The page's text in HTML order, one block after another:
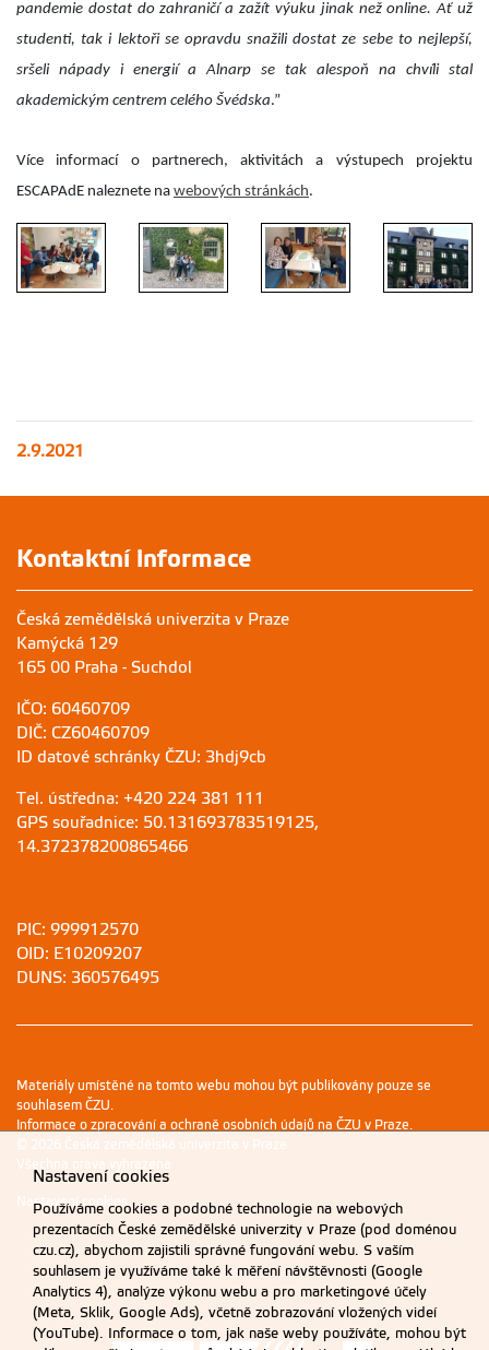
pandemie dostat do zahraničí a zažít výuku jinak než online. Ať už
studenti, tak i lektoři se opravdu snažili dostat ze sebe to nejlepší,
sršeli nápady i energií aAlnarp se tak alespoň na chvíli stal
akademickým centrem celého Švédska.”
Více informací o partnerech, aktivitách a výstupech projektu
ESCAPAdE naleznete na webových stránkách.
2.9.2021
Kontaktní informace
Česká zemědělská univerzita v Praze
Kamýcká 129
165 00 Praha - Suchdol
IČO: 60460709
DIČ: CZ60460709
ID datové schránky ČZU: 3hdj9cb
Tel. ústředna: +420 224 381 111
GPS souřadnice: 50.131693783519125,
14.372378200865466
PIC: 999912570
OID: E10209207
DUNS: 360576495
Materiály umístěné na tomto webu mohou být publikovány pouze se
souhlasem ČZU.
Informace o zpracování a ochraně osobních údajů na ČZU v Praze.
© 2026 Česká zemědělská univerzita v Praze
Všechna práva vyhrazena
Nastavení cookies
Nastavení cookies
Používáme cookies a podobné technologie na webových
prezentacích České zemědělské univerzity v Praze (pod doménou
czu.cz), abychom zajistili správné fungování webu. S vaším
souhlasem je využíváme také k měření návštěvnosti (Google
Analytics 4), analýze výkonu webu a pro marketingové účely
(Meta, Sklik, Google Ads), včetně zobrazování vložených videí
(YouTube). Informace o tom, jak naše weby používáte, mohou být